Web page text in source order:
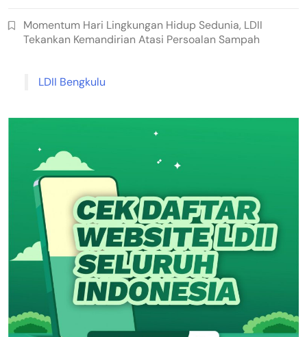
Momentum Hari Lingkungan Hidup Sedunia, LDII
Tekankan Kemandirian Atasi Persoalan Sampah
LDII Bengkulu